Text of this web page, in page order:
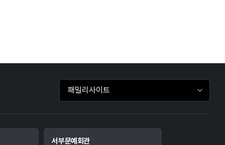
패밀리사이트 바로가기
서부문예회관